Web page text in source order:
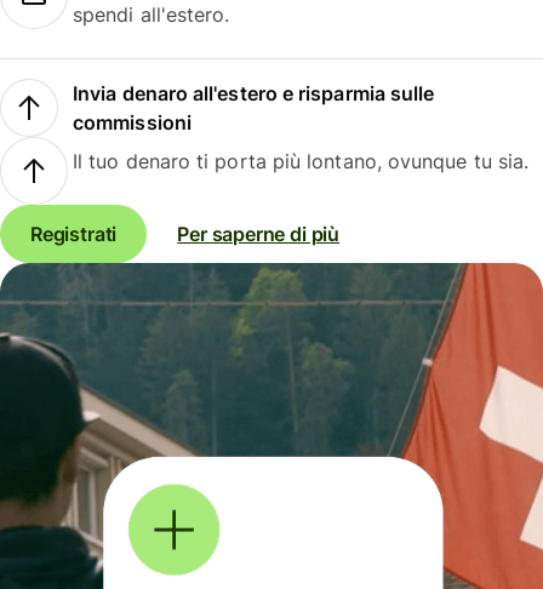
spendi all'estero.
Invia denaro all'estero e risparmia sulle
commissioni
Il tuo denaro ti porta più lontano, ovunque tu sia.
Registrati Per saperne di più